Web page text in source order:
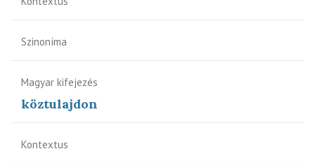
Szinoníma
Magyar kifejezés
köztulajdon
Kontextus